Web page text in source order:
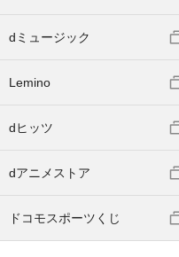
dミュージック
Lemino
dヒッツ
dアニメストア
ドコモスポーツくじ